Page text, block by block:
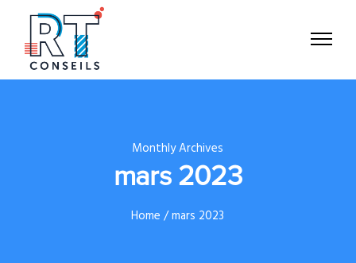
Monthly Archives
mars 2023
Home / mars 2023